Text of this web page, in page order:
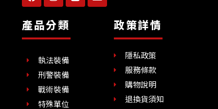
c
e
b
o
s
t
a
g
a
m
n v
產品分類
執法裝備
刑警裝備
戰術裝備
特殊單位
政策詳情
隱私政策
服務條款
購物說明
退換貨須知